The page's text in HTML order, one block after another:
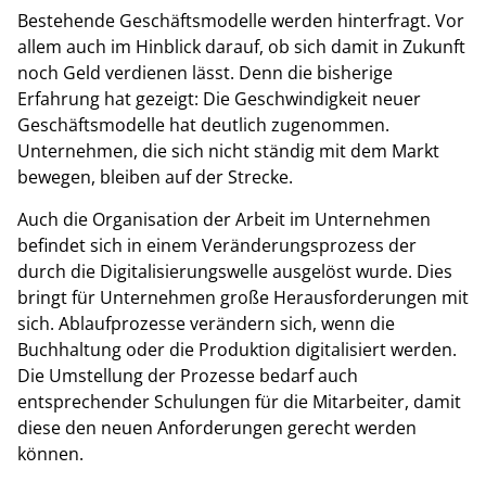
Bestehende Geschäftsmodelle werden hinterfragt. Vor
allem auch im Hinblick darauf, ob sich damit in Zukunft
noch Geld verdienen lässt. Denn die bisherige
Erfahrung hat gezeigt: Die Geschwindigkeit neuer
Geschäftsmodelle hat deutlich zugenommen.
Unternehmen, die sich nicht ständig mit dem Markt
bewegen, bleiben auf der Strecke.
Auch die Organisation der Arbeit im Unternehmen
befindet sich in einem Veränderungsprozess der
durch die Digitalisierungswelle ausgelöst wurde. Dies
bringt für Unternehmen große Herausforderungen mit
sich. Ablaufprozesse verändern sich, wenn die
Buchhaltung oder die Produktion digitalisiert werden.
Die Umstellung der Prozesse bedarf auch
entsprechender Schulungen für die Mitarbeiter, damit
diese den neuen Anforderungen gerecht werden
können.